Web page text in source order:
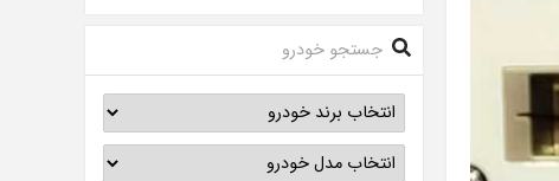
جستجو خودرو